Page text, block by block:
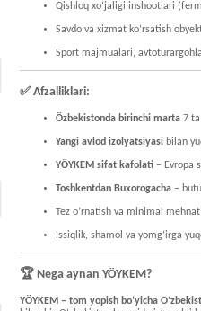
Qishloq xo‘jaligi inshootlari
Savdo va xizmat ko‘rsatish
Sport majmualari,
✅ Afzalliklari:
Özbekistonda birinchi marta 7
Yangi avlod izolyatsiyasi bilan
YÖYKEM sifat kafolati – Evropa
Toshkentdan Buxorogacha –
Tez o‘rnatish va minimal
Issiqlik, shamol va yomg‘irga
🏆 Nega aynan YÖYKEM?
YÖYKEM – tom yopish bo‘yicha